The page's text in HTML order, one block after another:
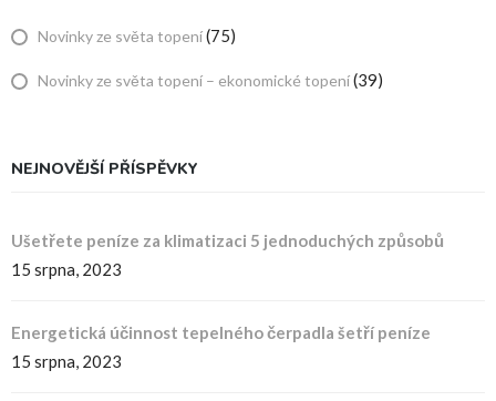
Novinky ze světa topení(75)
Novinky ze světa topení – ekonomické topení(39)
NEJNOVĚJŠÍ PŘÍSPĚVKY
Ušetřete peníze za klimatizaci 5 jednoduchých způsobů
15 srpna, 2023
Energetická účinnost tepelného čerpadla šetří peníze
15 srpna, 2023